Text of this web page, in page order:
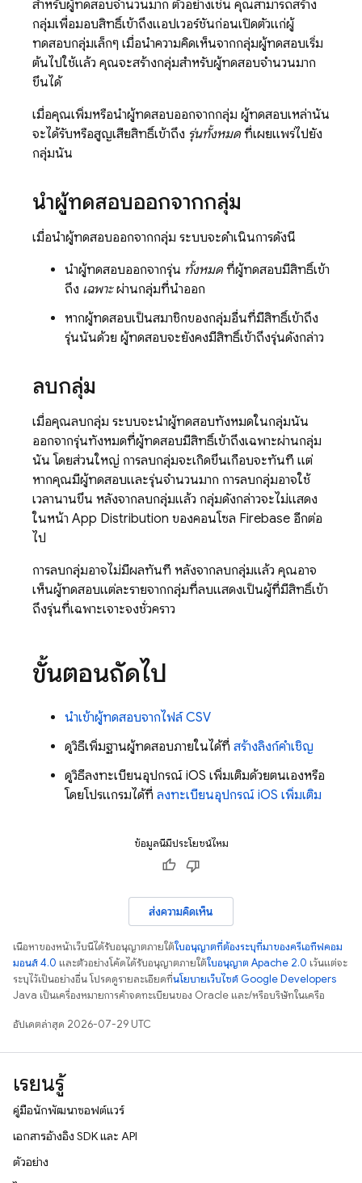
สำหรับผู้ทดสอบจำนวนมาก ตัวอย่างเช่น คุณสามารถสร้าง
กลุ่มเพื่อมอบสิทธิ์เข้าถึงแอปเวอร์ชันก่อนเปิดตัวแก่ผู้
ทดสอบกลุ่มเล็กๆ เมื่อนำความคิดเห็นจากกลุ่มผู้ทดสอบเริ่ม
ต้นไปใช้แล้ว คุณจะสร้างกลุ่มสำหรับผู้ทดสอบจำนวนมาก
ขึ้นได้
เมื่อคุณเพิ่มหรือนำผู้ทดสอบออกจากกลุ่ม ผู้ทดสอบเหล่านั้น
จะได้รับหรือสูญเสียสิทธิ์เข้าถึง รุ่นทั้งหมด ที่เผยแพร่ไปยัง
กลุ่มนั้น
นำผู้ทดสอบออกจากกลุ่ม
เมื่อนำผู้ทดสอบออกจากกลุ่ม ระบบจะดำเนินการดังนี้
นำผู้ทดสอบออกจากรุ่น ทั้งหมด ที่ผู้ทดสอบมีสิทธิ์เข้า
ถึง เฉพาะผ่านกลุ่มที่นำออก
หากผู้ทดสอบเป็นสมาชิกของกลุ่มอื่นที่มีสิทธิ์เข้าถึง
รุ่นนั้นด้วย ผู้ทดสอบจะยังคงมีสิทธิ์เข้าถึงรุ่นดังกล่าว
ลบกลุ่ม
เมื่อคุณลบกลุ่ม ระบบจะนำผู้ทดสอบทั้งหมดในกลุ่มนั้น
ออกจากรุ่นทั้งหมดที่ผู้ทดสอบมีสิทธิ์เข้าถึงเฉพาะผ่านกลุ่ม
นั้น โดยส่วนใหญ่ การลบกลุ่มจะเกิดขึ้นเกือบจะทันที แต่
หากคุณมีผู้ทดสอบและรุ่นจำนวนมาก การลบกลุ่มอาจใช้
เวลานานขึ้น หลังจากลบกลุ่มแล้ว กลุ่มดังกล่าวจะไม่แสดง
ในหน้า App Distribution ของคอนโซล Firebase อีกต่อ
ไป
การลบกลุ่มอาจไม่มีผลทันที หลังจากลบกลุ่มแล้ว คุณอาจ
เห็นผู้ทดสอบแต่ละรายจากกลุ่มที่ลบแสดงเป็นผู้ที่มีสิทธิ์เข้า
ถึงรุ่นที่เฉพาะเจาะจงชั่วคราว
ขั้นตอนถัดไป
นำเข้าผู้ทดสอบจากไฟล์ CSV
ดูวิธีเพิ่มฐานผู้ทดสอบภายในได้ที่ สร้างลิงก์คำเชิญ
ดูวิธีลงทะเบียนอุปกรณ์ iOS เพิ่มเติมด้วยตนเองหรือ
โดยโปรแกรมได้ที่ ลงทะเบียนอุปกรณ์ iOS เพิ่มเติม
ข้อมูลนี้มีประโยชน์ไหม
ส่งความคิดเห็น
เนื้อหาของหน้าเว็บนี้ได้รับอนุญาตภายใต้ใบอนุญาตที่ต้องระบุที่มาของครีเอทีฟคอม
มอนส์ 4.0 และตัวอย่างโค้ดได้รับอนุญาตภายใต้ใบอนุญาต Apache 2.0 เว้นแต่จะ
ระบุไว้เป็นอย่างอื่น โปรดดูรายละเอียดที่นโยบายเว็บไซต์ Google Developers
Java เป็นเครื่องหมายการค้าจดทะเบียนของ Oracle และ/หรือบริษัทในเครือ
อัปเดตล่าสุด 2026-07-29 UTC
เรียนรู้
คู่มือนักพัฒนาซอฟต์แวร์
เอกสารอ้างอิง SDK และ API
ตัวอย่าง